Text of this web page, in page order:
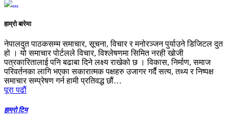
हाम्रो बारेमा
नेपालदुत पाठकसम्म समाचार, सूचना, विचार र मनोरञ्जन पुर्याउने डिजिटल दुत
हो । यो समाचार पोर्टलले विचार, विश्लेषणमा सिमित नरही खोजी
पत्रकारितालाई पनि बढाबा दिने लक्ष्य राखेको छ । विकास, निर्माण, समाज
परिवर्तनका लागि भएका सकारात्मक पक्षहरु उजागर गर्दै सत्य, तथ्य र निष्पक्ष
समाचार सम्प्रेषण गर्न हामी प्रतिवद्ध छौं…
पूरा पढाैं
हाम्रो टिम